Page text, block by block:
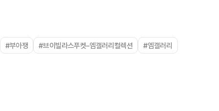
#부아쟁 #브이빌라스푸켓–엠갤러리컬렉션 #엠갤러리